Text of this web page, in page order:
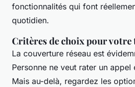
fonctionnalités qui font
quotidien.
Critères de choix pour
La couverture réseau est
Personne ne veut rater un appel
Mais au-delà, regardez les